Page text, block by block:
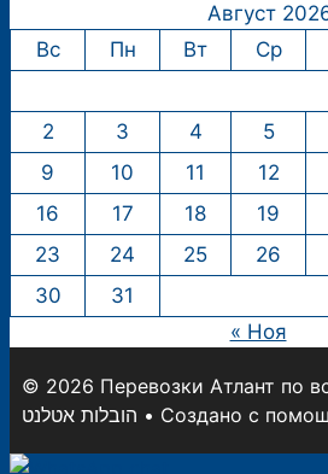
Август
Вс
Пн Вт Ср
2
3 4 5
9
10 11 12
16
17 18 19
23
24 25 26
30
31
« Ноя
© 2026 Перевозки Атлант по
הובלות אטלנט • Создано с